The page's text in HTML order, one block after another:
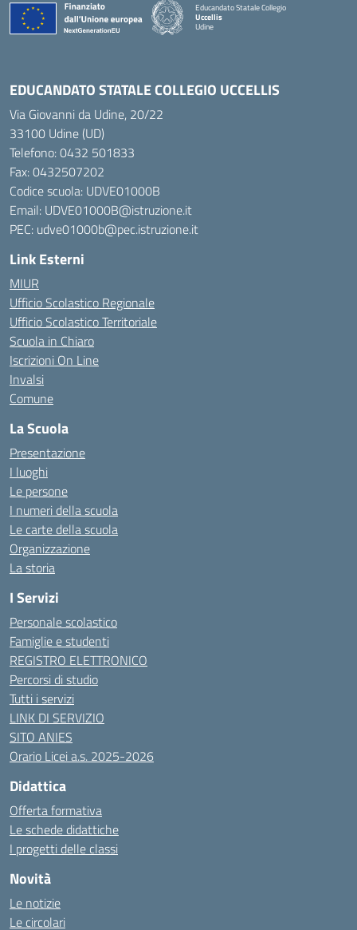
Educandato Statale Collegio
Uccellis
Udine
EDUCANDATO STATALE COLLEGIO UCCELLIS
Via Giovanni da Udine, 20/22
33100 Udine (UD)
Telefono:0432 501833
Fax: 0432507202
Codice scuola: UDVE01000B
Email: UDVE01000B@istruzione.it
PEC: udve01000b@pec.istruzione.it
Link Esterni
MIUR
Ufficio Scolastico Regionale
Ufficio Scolastico Territoriale
Scuola in Chiaro
Iscrizioni On Line
Invalsi
Comune
La Scuola
Presentazione
I luoghi
Le persone
I numeri della scuola
Le carte della scuola
Organizzazione
La storia
I Servizi
Personale scolastico
Famiglie e studenti
REGISTRO ELETTRONICO
Percorsi di studio
Tutti i servizi
LINK DI SERVIZIO
SITO ANIES
Orario Licei a.s. 2025-2026
Didattica
Offerta formativa
Le schede didattiche
I progetti delle classi
Novità
Le notizie
Le circolari